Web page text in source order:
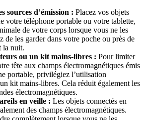
sources d’émission : Placez vos objets
votre téléphone portable ou votre tablette,
de votre corps lorsque vous ne les
de les garder dans votre poche ou près de
la nuit.
ou un kit mains-libres : Pour limiter
tête aux champs électromagnétiques émis
portable, privilégiez l’utilisation
kit mains-libres. Cela réduit également les
électromagnétiques.
en veille : Les objets connectés en
des champs électromagnétiques.